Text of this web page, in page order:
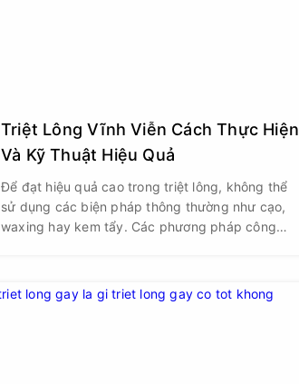
Triệt Lông Vĩnh Viễn Cách Thực Hiện
Và Kỹ Thuật Hiệu Quả
Để đạt hiệu quả cao trong triệt lông, không thể
sử dụng các biện pháp thông thường như cạo,
waxing hay kem tẩy. Các phương pháp công
kỹ thuật viên có tay nghề chuyên môn.